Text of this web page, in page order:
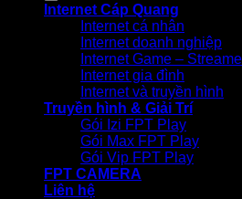
Internet Cáp Quang
Internet cá nhân
Internet doanh nghiệp
Internet Game –
Internet gia đình
Internet và truyền hình
Truyền hình & Giải Trí
Gói Izi FPT Play
Gói Max FPT Play
Gói Vip FPT Play
FPT CAMERA
Liên hệ